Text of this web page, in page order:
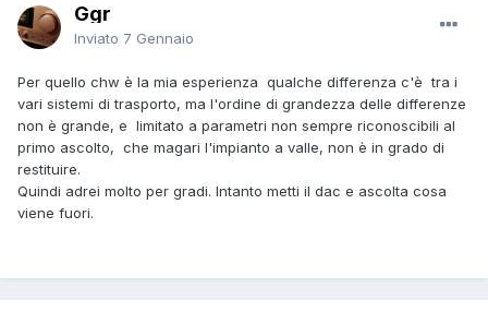
Ggr
Inviato 7 Gennaio
Per quello chw è la mia esperienza qualche differenza c'è tra i
vari sistemi di trasporto, ma l'ordine di grandezza delle differenze
non è grande, e limitato a parametri non sempre riconoscibili al
primo ascolto, che magari l'impianto a valle, non è in grado di
restituire.
Quindi adrei molto per gradi. Intanto metti il dac e ascolta cosa
viene fuori.